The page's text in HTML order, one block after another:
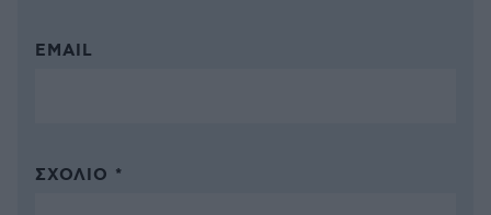
EMAIL
ΣΧΌΛΙΟ *